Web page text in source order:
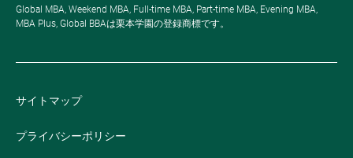
Global MBA, Weekend MBA, Full-time MBA, Part-time MBA, Evening MBA,
MBA Plus, Global BBAは栗本学園の登録商標です。
サイトマップ
プライバシーポリシー